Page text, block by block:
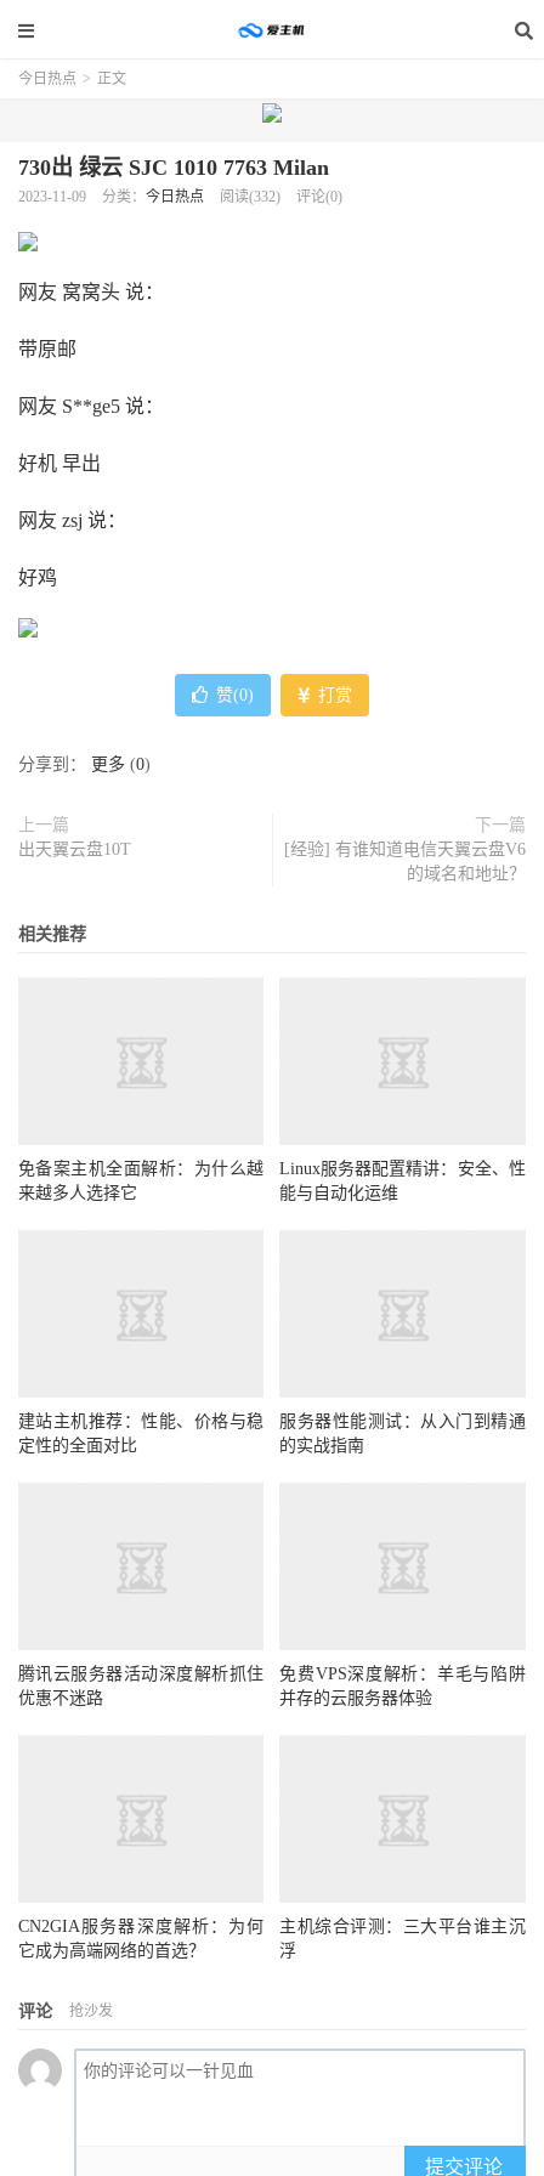
今日热点 > 正文
730出 绿云 SJC 1010 7763 Milan
2023-11-09 分类： 今日热点 阅读(332) 评论(0)
网友 窝窝头 说：
带原邮
网友 S**ge5 说：
好机 早出
网友 zsj 说：
好鸡
赞(0) 打赏
分享到： 更多 (0)
上一篇
出天翼云盘10T
下一篇
[经验] 有谁知道电信天翼云盘V6
的域名和地址？
相关推荐
免备案主机全面解析：为什么越
来越多人选择它
Linux服务器配置精讲：安全、性
能与自动化运维
建站主机推荐：性能、价格与稳
定性的全面对比
服务器性能测试：从入门到精通
的实战指南
腾讯云服务器活动深度解析抓住
优惠不迷路
免费VPS深度解析：羊毛与陷阱
并存的云服务器体验
CN2GIA服务器深度解析：为何
它成为高端网络的首选？
主机综合评测：三大平台谁主沉
浮
评论 抢沙发
提交评论